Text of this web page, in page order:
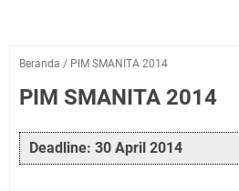
Beranda / PIM SMANITA 2014
PIM SMANITA 2014
Deadline: 30 April 2014